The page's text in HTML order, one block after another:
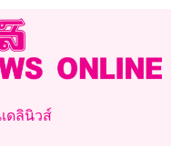
ดลินิวส์